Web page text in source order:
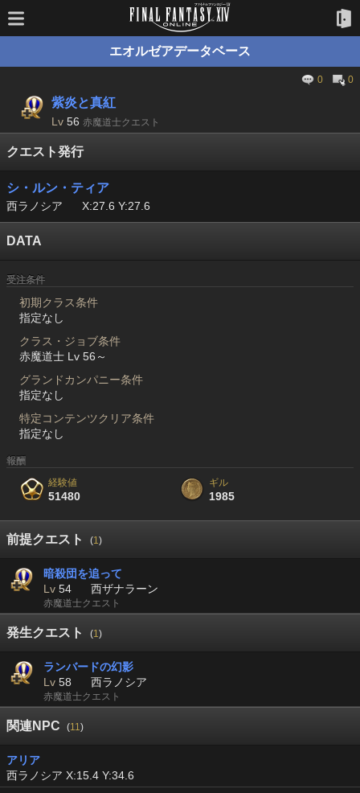
エオルゼアデータベース
0 0
紫炎と真紅
Lv 56 赤魔道士クエスト
クエスト発行
シ・ルン・ティア
西ラノシア X:27.6 Y:27.6
DATA
受注条件
初期クラス条件
指定なし
クラス・ジョブ条件
赤魔道士 Lv 56～
グランドカンパニー条件
指定なし
特定コンテンツクリア条件
指定なし
報酬
経験値
51480
ギル
1985
前提クエスト (1)
暗殺団を追って
Lv 54 西ザナラーン
赤魔道士クエスト
発生クエスト (1)
ランバードの幻影
Lv 58 西ラノシア
赤魔道士クエスト
関連NPC (11)
アリア
西ラノシア X:15.4 Y:34.6